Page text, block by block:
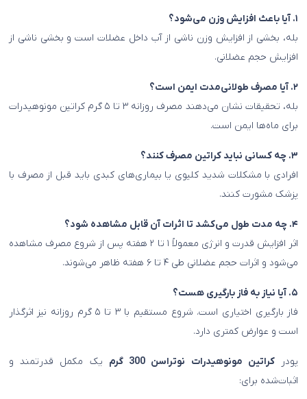
۱. آیا باعث افزایش وزن می‌شود؟
بله، بخشی از افزایش وزن ناشی از آب داخل عضلات است و بخشی ناشی از
افزایش حجم عضلانی.
۲. آیا مصرف طولانی‌مدت ایمن است؟
بله، تحقیقات نشان می‌دهند مصرف روزانه ۳ تا ۵ گرم کراتین مونوهیدرات
برای ماه‌ها ایمن است.
۳. چه کسانی نباید کراتین مصرف کنند؟
افرادی با مشکلات شدید کلیوی یا بیماری‌های کبدی باید قبل از مصرف با
پزشک مشورت کنند.
۴. چه مدت طول می‌کشد تا اثرات آن قابل مشاهده شود؟
اثر افزایش قدرت و انرژی معمولاً ۱ تا ۲ هفته پس از شروع مصرف مشاهده
می‌شود و اثرات حجم عضلانی طی ۴ تا ۶ هفته ظاهر می‌شوند.
۵. آیا نیاز به فاز بارگیری هست؟
فاز بارگیری اختیاری است. شروع مستقیم با ۳ تا ۵ گرم روزانه نیز اثرگذار
است و عوارض کمتری دارد.
پودرکراتین مونوهیدرات نوتراسن 300 گرم
یک مکمل قدرتمند و
اثبات‌شده برای: